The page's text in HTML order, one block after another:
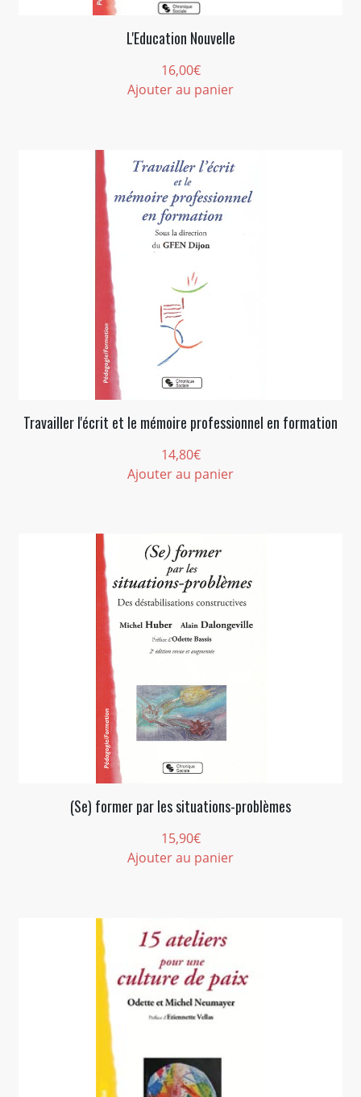
L'Education Nouvelle
16,00€
Ajouter au panier
Travailler l'écrit et le mémoire professionnel en formation
14,80€
Ajouter au panier
(Se) former par les situations-problèmes
15,90€
Ajouter au panier